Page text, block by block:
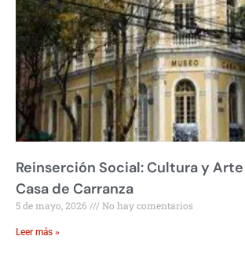
Reinserción Social: Cultura y
Casa de Carranza
5 de mayo, 2026 No hay comentarios
Leer más »